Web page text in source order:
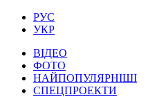
РУС
УКР
ВІДЕО
ФОТО
НАЙПОПУЛЯРНІШІ
СПЕЦПРОЕКТИ